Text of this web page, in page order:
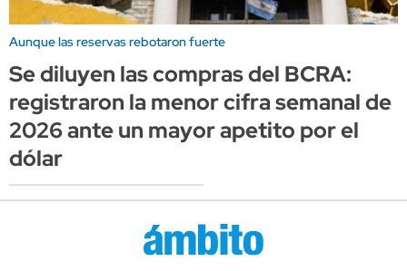
Aunque las reservas rebotaron fuerte
Se diluyen las compras del BCRA:
registraron la menor cifra semanal de
2026 ante un mayor apetito por el
dólar